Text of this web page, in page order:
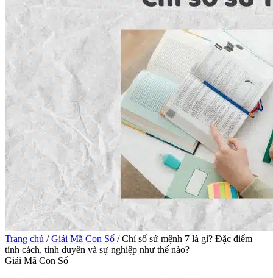
Trang chủ / Giải Mã Con Số / Chỉ số sứ mệnh 7 là gì? Đặc điểm
tính cách, tình duyên và sự nghiệp như thế nào?
Giải Mã Con Số